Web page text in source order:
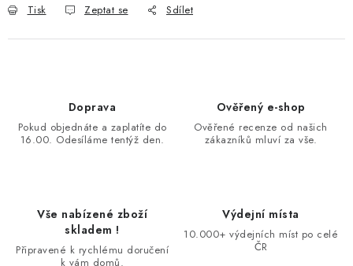
Tisk Zeptat se Sdílet
Doprava
Pokud objednáte a zaplatíte do
16.00. Odesíláme tentýž den.
Ověřený e-shop
Ověřené recenze od našich
zákazníků mluví za vše.
Vše nabízené zboží
skladem !
Připravené k rychlému doručení
k vám domů.
Výdejní místa
10.000+ výdejních míst po celé
ČR